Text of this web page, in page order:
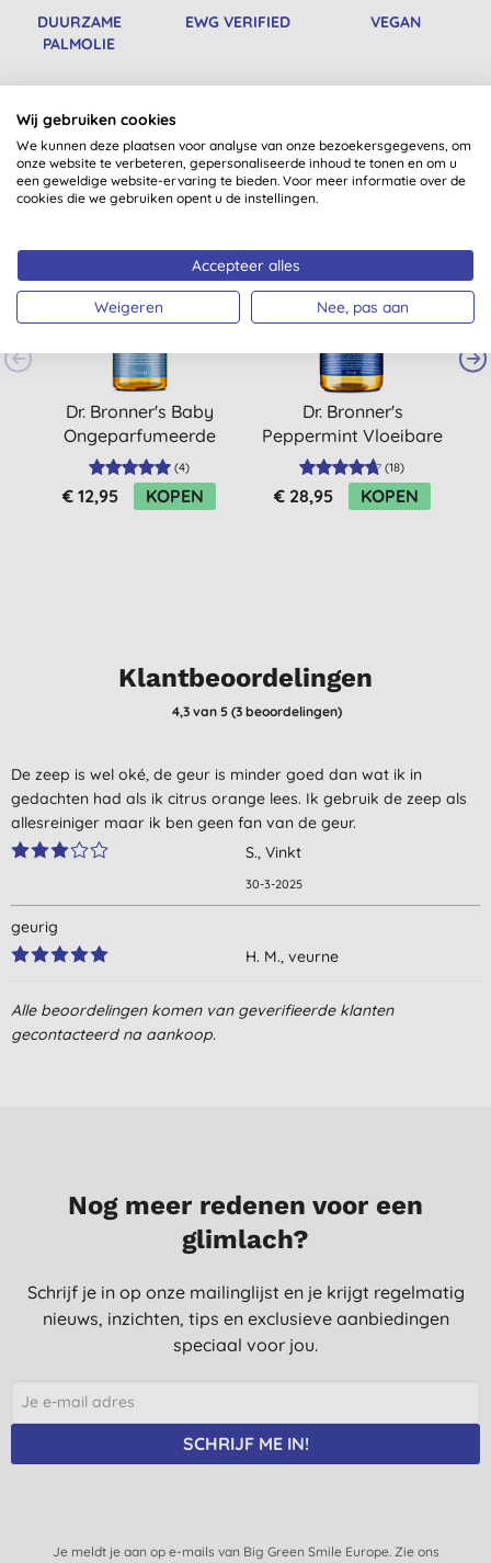
DUURZAME
PALMOLIE
EWG VERIFIED VEGAN
Misschien ook iets voor jou
Dr. Bronner's Baby
Ongeparfumeerde
Vloeibare Zeep -
240ml
(4)
€ 12,95 KOPEN
Dr. Bronner's
Peppermint Vloeibare
Zeep - 946ml
(18)
€ 28,95 KOPEN
Klantbeoordelingen
4,3van 5 (3 beoordelingen)
De zeep is wel oké, de geur is minder goed dan wat ik in
gedachten had als ik citrus orange lees. Ik gebruik de zeep als
allesreiniger maar ik ben geen fan van de geur.
S., Vinkt
30-3-2025
geurig
H. M., veurne
Fantastisch ontwaken met deze frisse geur.
Alle beoordelingen komen van geverifieerde klanten
gecontacteerd na aankoop.
Nog meer redenen voor een
glimlach?
Schrijf je in op onze mailinglijst en je krijgt regelmatig
nieuws, inzichten, tips en exclusieve aanbiedingen
speciaal voor jou.
SCHRIJF ME IN!
Je meldt je aan op e-mails van Big Green Smile Europe. Zie ons
Wij gebruiken cookies
We kunnen deze plaatsen voor analyse van onze bezoekersgegevens, om
onze website te verbeteren, gepersonaliseerde inhoud te tonen en om u
een geweldige website-ervaring te bieden. Voor meer informatie over de
cookies die we gebruiken opent u de instellingen.
Accepteer alles
Weigeren Nee, pas aan